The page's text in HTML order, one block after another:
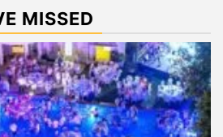
MISSED